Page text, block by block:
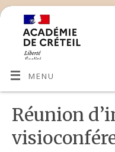
MENU
Réunion